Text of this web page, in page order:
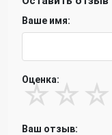
Ваше имя:
Оценка:
☆ ☆ ☆
Ваш отзыв: